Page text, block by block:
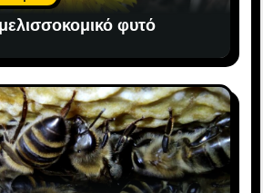
φυτό